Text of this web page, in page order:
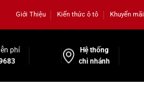
Giới Thiệu Kiến thức ô tô Khuyến mãi
phí
Hệ thống
chi nhánh